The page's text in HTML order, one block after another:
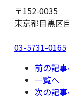
〒152-0035
東京都目黒区
03-5731-0165
前の記
一覧へ
次の記